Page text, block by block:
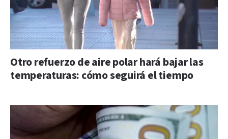
Otro refuerzo de aire polar hará bajar las
temperaturas: cómo seguirá el tiempo